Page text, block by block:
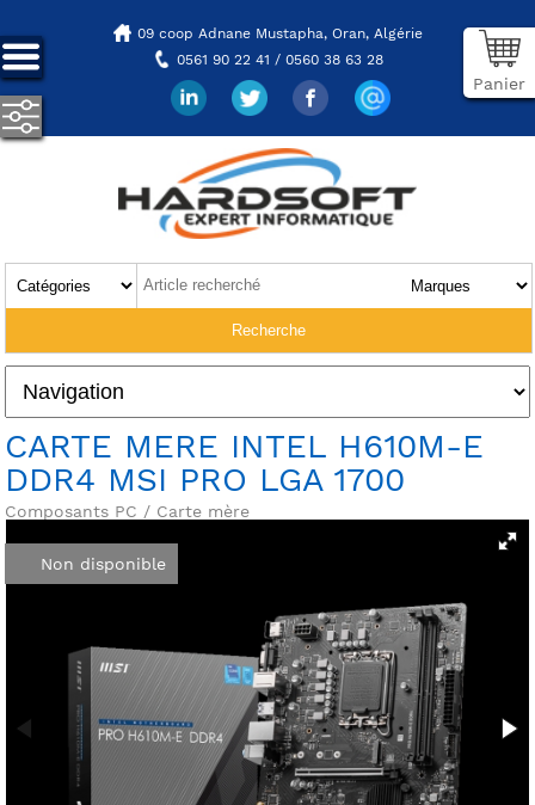
09 coop Adnane Mustapha, Oran, Algérie
0561 90 22 41 / 0560 38 63 28
Panier
CARTE MERE INTEL H610M-E
DDR4 MSI PRO LGA 1700
Composants PC / Carte mère
Non disponible